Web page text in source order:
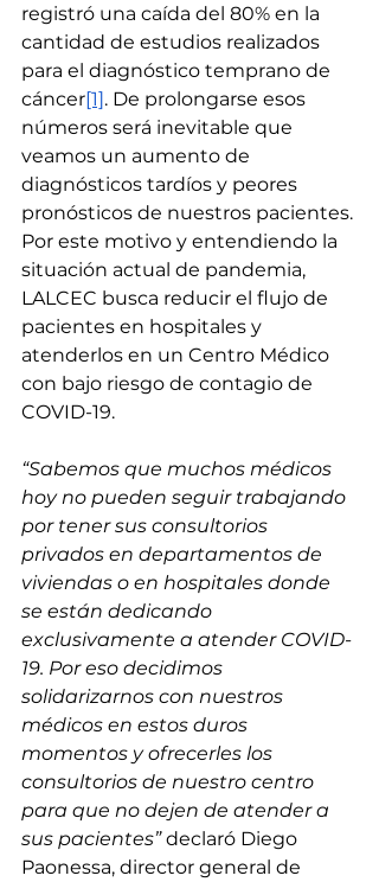
registró una caída del 80% en la
cantidad de estudios realizados
para el diagnóstico temprano de
cáncer[1]. De prolongarse esos
números será inevitable que
veamos un aumento de
diagnósticos tardíos y peores
pronósticos de nuestros pacientes.
Por este motivo y entendiendo la
situación actual de pandemia,
LALCEC busca reducir el flujo de
pacientes en hospitales y
atenderlos en un Centro Médico
con bajo riesgo de contagio de
COVID-19.
“Sabemos que muchos médicos
hoy no pueden seguir trabajando
por tener sus consultorios
privados en departamentos de
viviendas o en hospitales donde
se están dedicando
exclusivamente a atender COVID-
19. Por eso decidimos
solidarizarnos con nuestros
médicos en estos duros
momentos y ofrecerles los
consultorios de nuestro centro
para que no dejen de atender a
sus pacientes” declaró Diego
Paonessa, director general de